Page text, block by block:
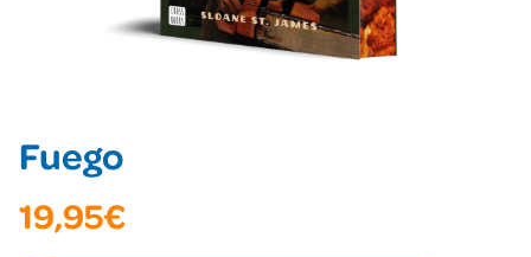
Fuego
19,95€